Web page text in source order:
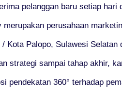
pelanggan baru setiap
merupakan perusahaan
Kota Palopo, Sulawesi
strategi sampai tahap akhir,
pendekatan 360° terhadap